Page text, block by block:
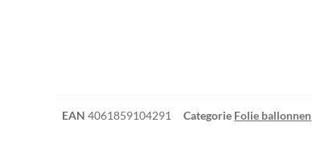
EAN4061859104291 Categorie Folie ballonnen